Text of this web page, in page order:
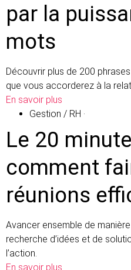
par la
mots
Découvrir plus de 200
que vous accorderez à la
En savoir plus
Gestion / RH ·
Le 20
comment
réunions
Avancer ensemble de
recherche d’idées et de
l’action.
En savoir plus